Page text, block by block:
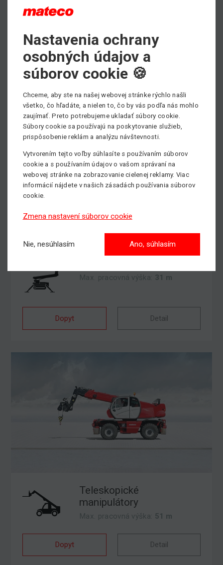
Prívesné plošiny
Max. pracovná výška:29 m
Dopyt Detail
Max. pracovná výška: 31 m
Dopyt Detail
Teleskopické
manipulátory
Max. pracovná výška: 51 m
Dopyt Detail
Nastavenia ochrany
osobných údajov a
súborov cookie 🍪
Chceme, aby ste na našej webovej stránke rýchlo našli
všetko, čo hľadáte, a nielen to, čo by vás podľa nás mohlo
zaujímať. Preto potrebujeme ukladať súbory cookie.
Súbory cookie sa používajú na poskytovanie služieb,
prispôsobenie reklám a analýzu návštevnosti.
Vytvorením tejto voľby súhlasíte s používaním súborov
cookie a s používaním údajov o vašom správaní na
webovej stránke na zobrazovanie cielenej reklamy. Viac
informácií nájdete v našich zásadách používania súborov
cookie.
Zmena nastavení súborov cookie
Nie, nesúhlasím Ano, súhlasím